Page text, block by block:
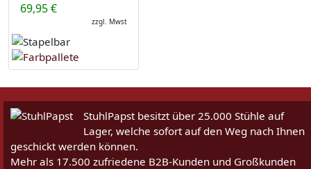
69,95 €
zzgl. Mwst
StuhlPapst besitzt über 25.000 Stühle auf
Lager, welche sofort auf den Weg nach Ihnen
geschickt werden können.
Mehr als 17.500 zufriedene B2B-Kunden und Großkunden